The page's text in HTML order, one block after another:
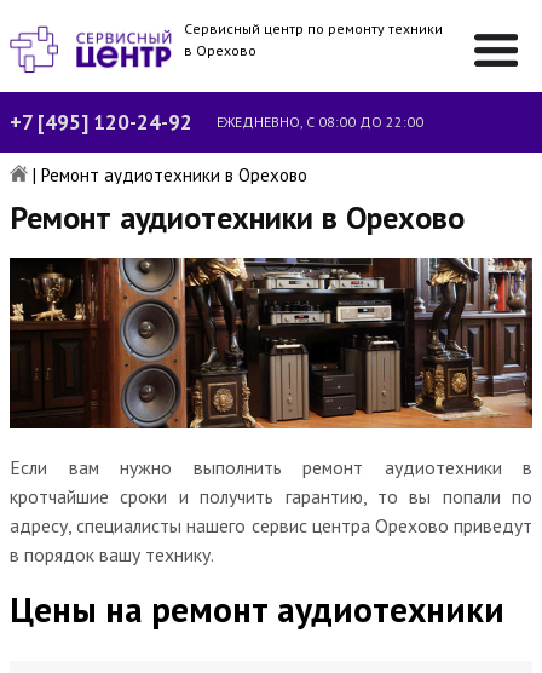
Сервисный центр по ремонту техники
в Орехово
+7 [495] 120-24-92 ЕЖЕДНЕВНО, С 08:00 ДО 22:00
| Ремонт аудиотехники в Орехово
Ремонт аудиотехники в Орехово
Если вам нужно выполнить ремонт аудиотехники в
кротчайшие сроки и получить гарантию, то вы попали по
адресу, специалисты нашего сервис центра Орехово приведут
в порядок вашу технику.
Цены на ремонт аудиотехники